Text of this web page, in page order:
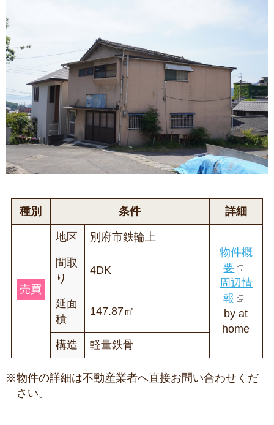
種別 条件 詳細
売買
地区
別府市鉄輪上
物件概
要
周辺情
報
by at
home
間取
り
4DK
延面
積
147.87㎡
構造 軽量鉄骨
※物件の詳細は不動産業者へ直接お問い合わせくだ
さい。